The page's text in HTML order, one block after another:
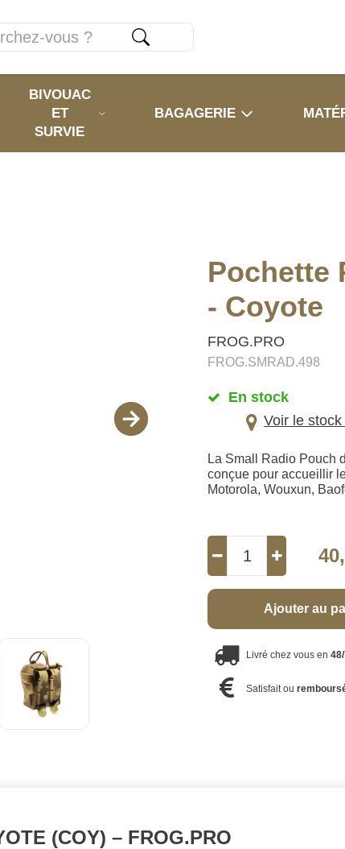
BIVOUAC
ET
SURVIE
BAGAGERIE
Pochette
- Coyote
FROG.PRO
FROG.SMRAD.498
En stock
Voir le
La Small Radio Pouch
conçue pour accueillir
Motorola, Wouxun,
Ajouter au
Livré chez vous en
Satisfait ou
(COY) – FROG.PRO